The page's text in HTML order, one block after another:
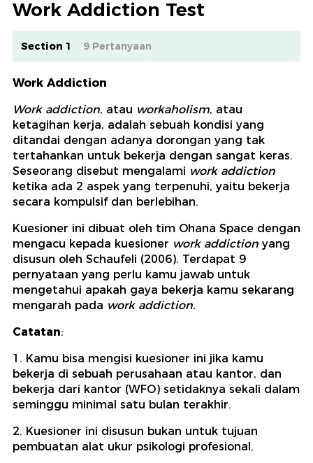
Work Addiction Test
Section 1 9 Pertanyaan
Work Addiction
Work addiction, atau workaholism, atau
ketagihan kerja, adalah sebuah kondisi yang
ditandai dengan adanya dorongan yang tak
tertahankan untuk bekerja dengan sangat keras.
Seseorang disebut mengalami work addiction
ketika ada 2 aspek yang terpenuhi, yaitu bekerja
secara kompulsif dan berlebihan.
Kuesioner ini dibuat oleh tim Ohana Space dengan
mengacu kepada kuesioner work addiction yang
disusun oleh Schaufeli (2006). Terdapat 9
pernyataan yang perlu kamu jawab untuk
mengetahui apakah gaya bekerja kamu sekarang
mengarah pada work addiction.
Catatan:
1. Kamu bisa mengisi kuesioner ini jika kamu
bekerja di sebuah perusahaan atau kantor, dan
bekerja dari kantor (WFO) setidaknya sekali dalam
seminggu minimal satu bulan terakhir.
2. ⁠Kuesioner ini disusun bukan untuk tujuan
pembuatan alat ukur psikologi profesional.